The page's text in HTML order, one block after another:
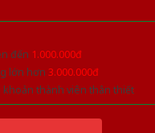
đến 1.000.000đ
lớn hơn 3.000.000đ
khoản thành viên thân thiết